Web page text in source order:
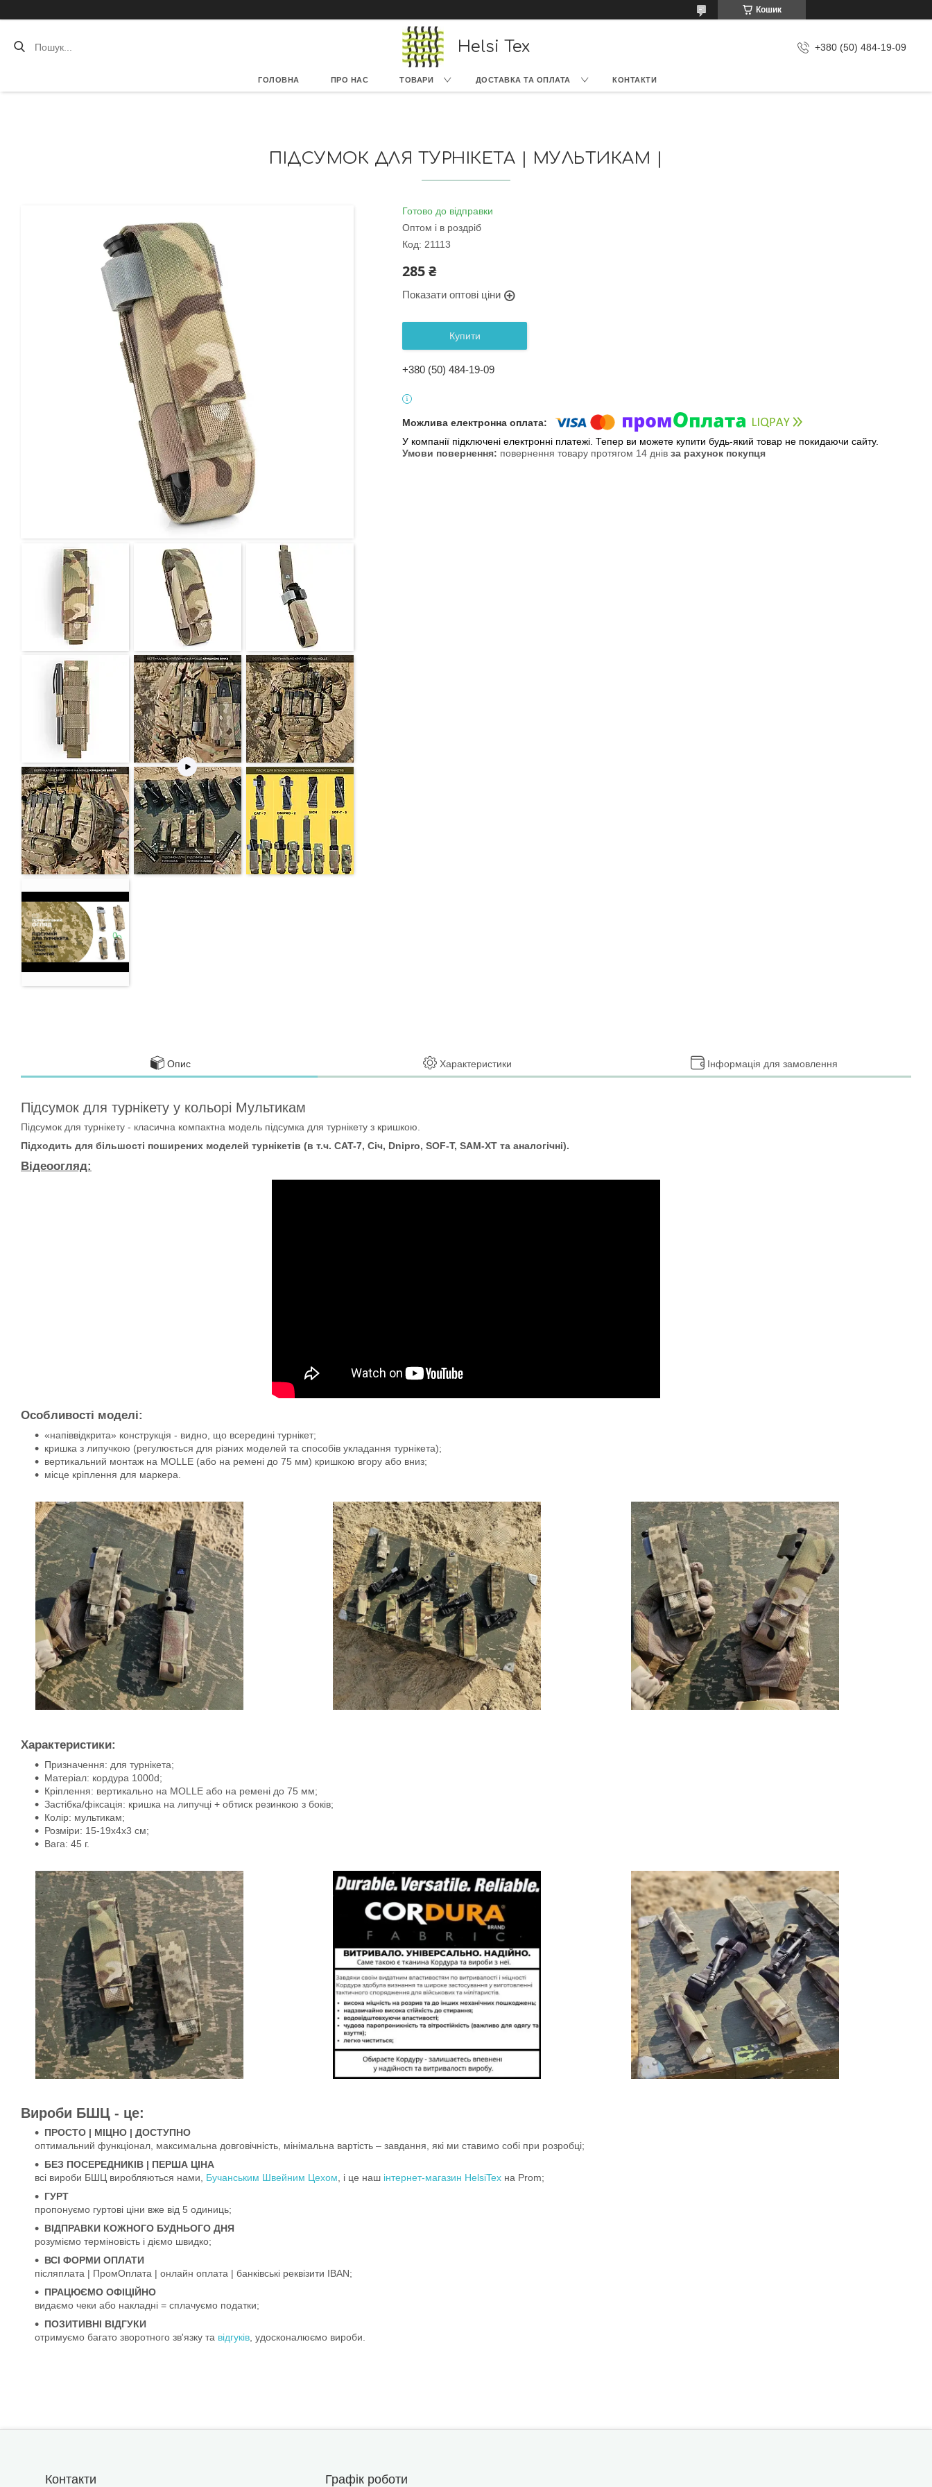
Кошик
Helsi Tex +380 (50) 484-19-09
ГОЛОВНА ПРО НАС ТОВАРИ ДОСТАВКА ТА ОПЛАТА КОНТАКТИ
ПІДСУМОК ДЛЯ ТУРНІКЕТА | МУЛЬТИКАМ |
Готово до відправки
Оптом і в роздріб
Код: 21113
285 ₴
Показати оптові ціни
Купити
+380 (50) 484-19-09
У компанії підключені електронні платежі. Тепер ви можете купити будь-який товар не покидаючи сайту.
повернення товару протягом 14 днів за рахунок покупця
Опис Характеристики Інформація для замовлення
Підсумок для турнікету у кольорі Мультикам
Підсумок для турнікету - класична компактна модель підсумка для турнікету з кришкою.
Підходить для більшості поширених моделей турнікетів (в т.ч. CAT-7, Січ, Dnipro, SOF-T, SAM-XT та аналогічні).
Відеоогляд:
Особливості моделі:
«напіввідкрита» конструкція - видно, що всередині турнікет;
кришка з липучкою (регулюється для різних моделей та способів укладання турнікета);
вертикальний монтаж на MOLLE (або на ремені до 75 мм) кришкою вгору або вниз;
місце кріплення для маркера.
Характеристики:
Призначення: для турнікета;
Матеріал: кордура 1000d;
Кріплення: вертикально на MOLLE або на ремені до 75 мм;
Застібка/фіксація: кришка на липучці + обтиск резинкою з боків;
Колір: мультикам;
Розміри: 15-19х4х3 см;
Вага: 45 г.
Вироби БШЦ - це:
ПРОСТО | МІЦНО | ДОСТУПНО
оптимальний функціонал, максимальна довговічність, мінімальна вартість – завдання, які ми ставимо собі при розробці;
БЕЗ ПОСЕРЕДНИКІВ | ПЕРША ЦІНА
всі вироби БШЦ виробляються нами, Бучанським Швейним Цехом , і це наш інтернет-магазин HelsiTex на Prom;
ГУРТ
пропонуємо гуртові ціни вже від 5 одиниць;
ВІДПРАВКИ КОЖНОГО БУДНЬОГО ДНЯ
розуміємо терміновість і діємо швидко;
ВСІ ФОРМИ ОПЛАТИ
післяплата | ПромОплата | онлайн оплата | банківські реквізити IBAN;
ПРАЦЮЄМО ОФІЦІЙНО
видаємо чеки або накладні = сплачуємо податки;
ПОЗИТИВНІ ВІДГУКИ
отримуємо багато зворотного зв'язку та відгуків , удосконалюємо вироби.
Контакти Графік роботи